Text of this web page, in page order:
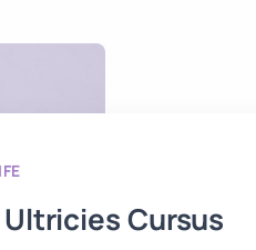
Cursus